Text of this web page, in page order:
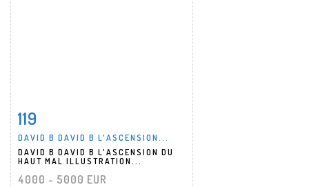
Fiche détaillée
119
DAVID B DAVID B L'ASCENSION...
DAVID B DAVID B L'ASCENSION DU
HAUT MAL ILLUSTRATION...
4000 - 5000 EUR